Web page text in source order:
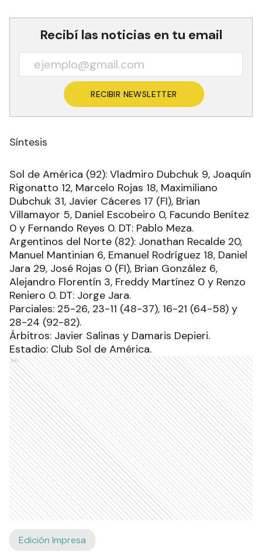
Recibí las noticias en tu email
RECIBIR NEWSLETTER
Síntesis
Sol de América (92): Vladmiro Dubchuk 9, Joaquín
Rigonatto 12, Marcelo Rojas 18, Maximiliano
Dubchuk 31, Javier Cáceres 17 (FI), Brian
Villamayor 5, Daniel Escobeiro 0, Facundo Benítez
0 y Fernando Reyes 0. DT: Pablo Meza.
Argentinos del Norte (82): Jonathan Recalde 20,
Manuel Mantinian 6, Emanuel Rodríguez 18, Daniel
Jara 29, José Rojas 0 (FI), Brian González 6,
Alejandro Florentín 3, Freddy Martínez 0 y Renzo
Reniero 0. DT: Jorge Jara.
Parciales: 25-26, 23-11 (48-37), 16-21 (64-58) y
28-24 (92-82).
Árbitros: Javier Salinas y Damaris Depieri.
Estadio: Club Sol de América.
Ads
Edición Impresa